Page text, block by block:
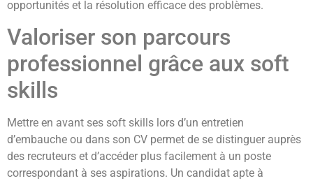
opportunités et la résolution efficace des problèmes.
Valoriser son parcours
professionnel grâce aux soft
skills
Mettre en avant ses soft skills lors d’un entretien
d’embauche ou dans son CV permet de se distinguer auprès
des recruteurs et d’accéder plus facilement à un poste
correspondant à ses aspirations. Un candidat apte à